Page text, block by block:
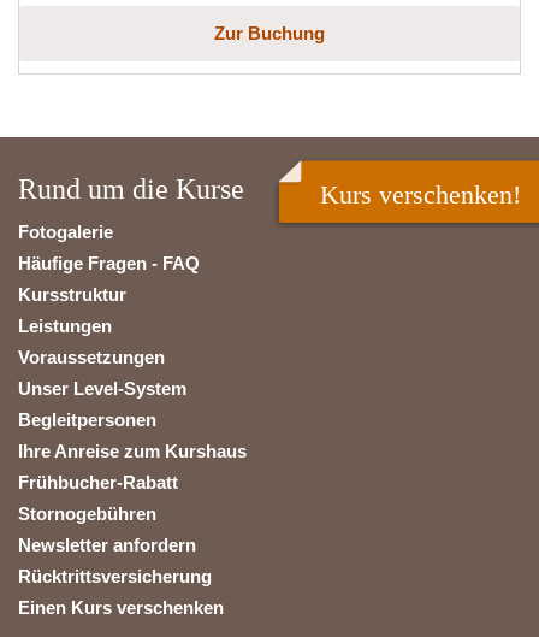
Zur Buchung
Rund um die Kurse
Fotogalerie
Häufige Fragen - FAQ
Kursstruktur
Leistungen
Voraussetzungen
Unser Level-System
Begleitpersonen
Ihre Anreise zum Kurshaus
Frühbucher-Rabatt
Stornogebühren
Newsletter anfordern
Rücktrittsversicherung
Einen Kurs verschenken
Kurs verschenken!